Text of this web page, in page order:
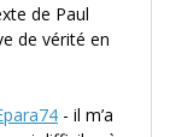
de Paul
de vérité en
- il m’a